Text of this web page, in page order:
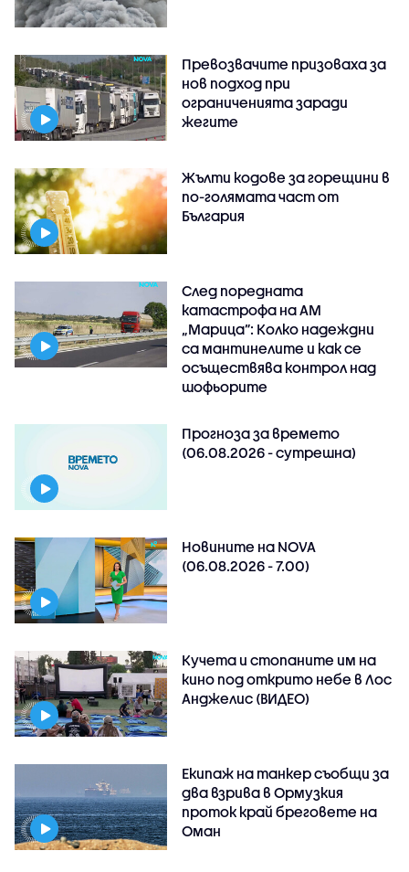
Превозвачите призоваха за
нов подход при
ограниченията заради
жегите
Жълти кодове за горещини в
по-голямата част от
България
След поредната
катастрофа на АМ
„Марица”: Колко надеждни
са мантинелите и как се
осъществява контрол над
шофьорите
Прогноза за времето
(06.08.2026 - сутрешна)
Новините на NOVA
(06.08.2026 - 7.00)
Кучета и стопаните им на
кино под открито небе в Лос
Анджелис (ВИДЕО)
Екипаж на танкер съобщи за
два взрива в Ормузкия
проток край бреговете на
Оман